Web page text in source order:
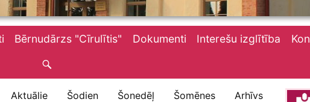
Bērnudārzs "Cīrulītis" Dokumenti Interešu izglītība
Aktuālie Šodien Šonedēļ Šomēnes Arhīvs